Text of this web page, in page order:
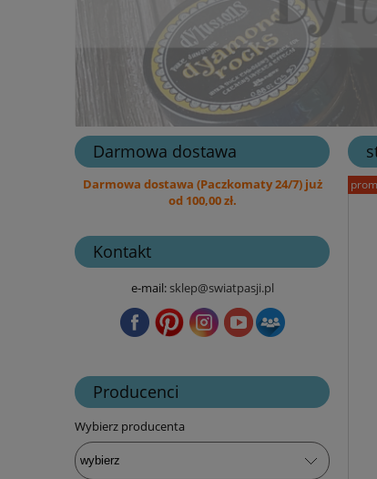
Darmowa dostawa
Darmowa dostawa (Paczkomaty 24/7) już
od 100,00 zł.
Kontakt
e-mail:sklep@swiatpasji.pl
Producenci
Wybierz producenta